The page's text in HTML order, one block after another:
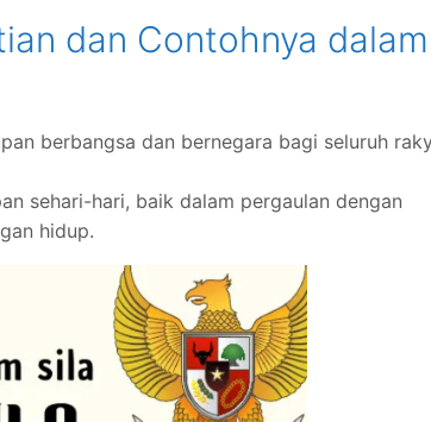
dan Contohnya dalam
berbangsa dan bernegara bagi seluruh
sehari-hari, baik dalam pergaulan dengan
hidup.